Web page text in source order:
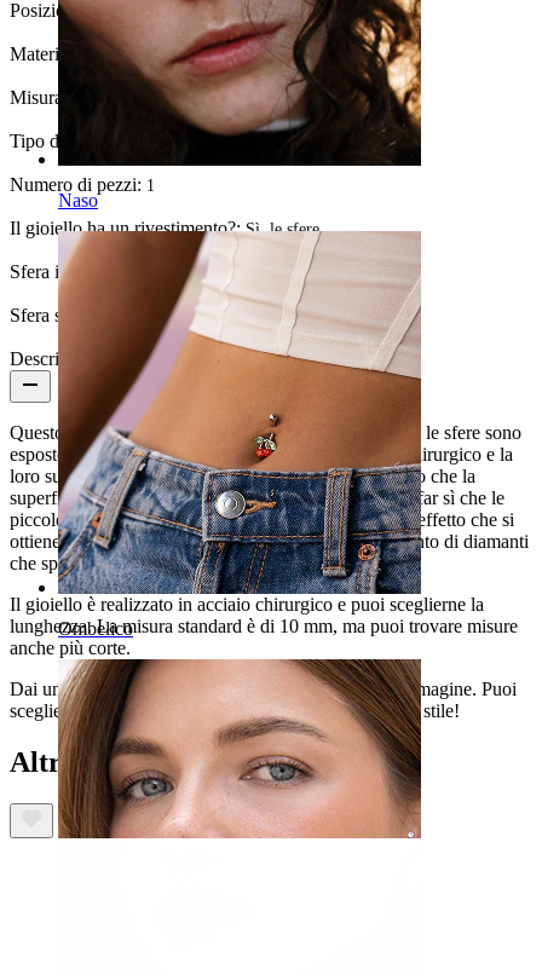
Naso
Ombelico
Posizione:Ombelico
Materiale: Acciaio chirurgico
Misura della sfera: 5 mm.
Tipo di rivestimento:
Numero di pezzi: 1
Il gioiello ha un rivestimento?:Sì, le sfere
Sfera inferiore:
Sfera superiore: 5 mm
Descrizione
Questo piercing all'ombelico
splende e luccica appena le sfere sono
esposte alla luce. Le sfere sono realizzate in acciaio chirurgico e la
loro superficie è ruvida, dall'effetto sabbioso. Il segreto che la
superficie delle sfere è stata trattata chimicamente per far sì che le
piccole particelle di sabbia aderiscano e splendano. L'effetto che si
ottiene è davvero eccezionale - simile ad un rivestimento di diamanti
che splende quando colpito dalla luce.
Il gioiello è realizzato in acciaio chirurgico e puoi sceglierne la
lunghezza. La misura standard è di 10 mm, ma puoi trovare misure
anche più corte.
Dai un'occhiata ai sensazionali colori che vedi nell'immagine. Puoi
scegliere quello che più ti piace e personalizzare il tuo stile!
Altri hanno acquistato anche